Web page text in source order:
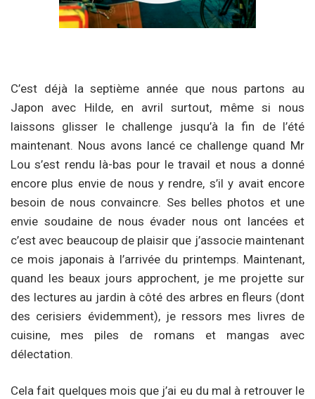
C’est déjà la septième année que nous partons au
Japon avec Hilde, en avril surtout, même si nous
laissons glisser le challenge jusqu’à la fin de l’été
maintenant. Nous avons lancé ce challenge quand Mr
Lou s’est rendu là-bas pour le travail et nous a donné
encore plus envie de nous y rendre, s’il y avait encore
besoin de nous convaincre. Ses belles photos et une
envie soudaine de nous évader nous ont lancées et
c’est avec beaucoup de plaisir que j’associe maintenant
ce mois japonais à l’arrivée du printemps. Maintenant,
quand les beaux jours approchent, je me projette sur
des lectures au jardin à côté des arbres en fleurs (dont
des cerisiers évidemment), je ressors mes livres de
cuisine, mes piles de romans et mangas avec
délectation.
Cela fait quelques mois que j’ai eu du mal à retrouver le